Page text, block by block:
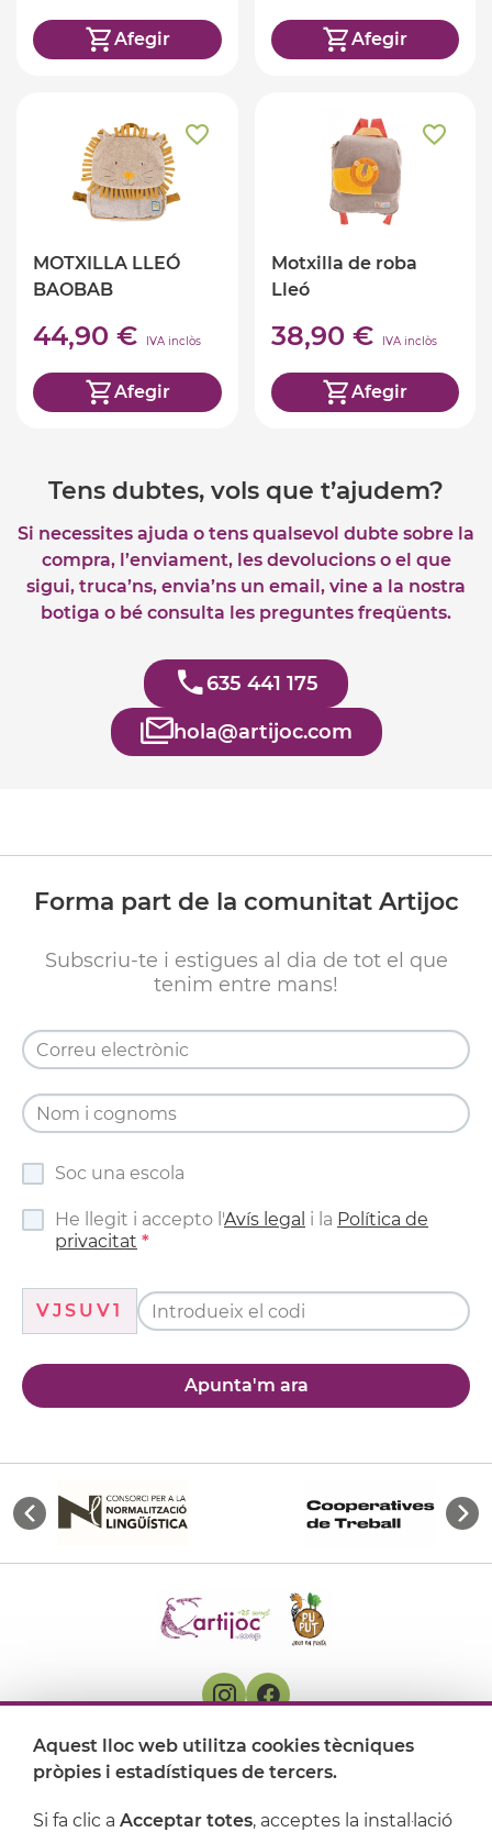
Afegir Afegir
MOTXILLA LLEÓ
BAOBAB
44,90 € IVA inclòs
Afegir
Motxilla de roba
Lleó
38,90 € IVA inclòs
Afegir
Tens dubtes, vols que t’ajudem?
Si necessites ajuda o tens qualsevol dubte sobre la
compra, l’enviament, les devolucions o el que
sigui, truca’ns, envia’ns un email, vine a la nostra
botiga o bé consulta les preguntes freqüents.
635 441 175
hola@artijoc.com
Forma part de la comunitat Artijoc
Subscriu-te i estigues al dia de tot el que
tenim entre mans!
Soc una escola
He llegit i accepto l'Avís legal i la Política de
privacitat
VJSUV1
Apunta'm ara
On ens trobem
Aquest lloc web utilitza cookies tècniques
pròpies i estadístiques de tercers.
Si fa clic a Acceptar totes, acceptes la instal·lació